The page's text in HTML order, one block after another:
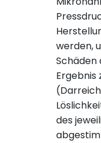
werden,
Schäden
Ergebnis
des